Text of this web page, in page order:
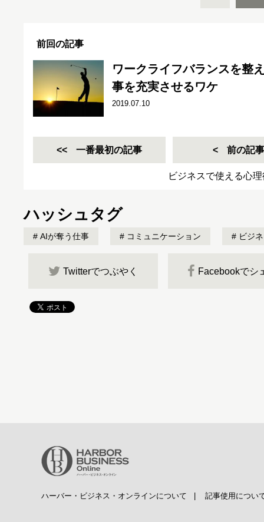
前回の記事
ワークライフバランスを整
事を充実させるワケ
2019.07.10
一番最初の記事 前の記事
ビジネスで使える心
ハッシュタグ
AIが奪う仕事 コミュニケーション ビジ
Twitterでつぶやく Facebookでシ
ハーバー・ビジネス・オンラインについて 記事使用につい